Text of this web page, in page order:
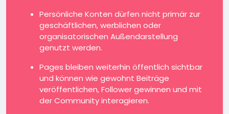
Persönliche Konten dürfen nicht primär zur
geschäftlichen, werblichen oder
organisatorischen Außendarstellung
genutzt werden.
Pages bleiben weiterhin öffentlich sichtbar
und können wie gewohnt Beiträge
veröffentlichen, Follower gewinnen und mit
der Community interagieren.